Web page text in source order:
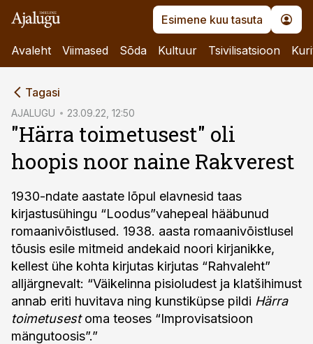
Esimene kuu tasuta
Avaleht Viimased Sõda Kultuur Tsivilisatsioon
Tagasi
AJALUGU 23.09.22, 12:50
"Härra toimetusest" oli
hoopis noor naine Rakverest
1930-ndate aastate lõpul elavnesid taas
kirjastusühingu “Loodus”vahepeal hääbunud
romaanivõistlused. 1938. aasta romaanivõistlusel
tõusis esile mitmeid andekaid noori kirjanikke,
kellest ühe kohta kirjutas kirjutas “Rahvaleht”
alljärgnevalt: “Väikelinna pisioludest ja klatšihimust
annab eriti huvitava ning kunstiküpse pildi Härra
toimetusestoma teoses “Improvisatsioon
mängutoosis”.”